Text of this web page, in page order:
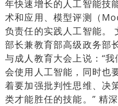
年快速增长的人工智能技
术和应用、模型评测（
负责任的实践人工智能。
部长兼教育部高级政务部
与成人教育大会上说：“
会使用人工智能，同时也
着要加强批判性思维、决
类才能胜任的技能。” 精